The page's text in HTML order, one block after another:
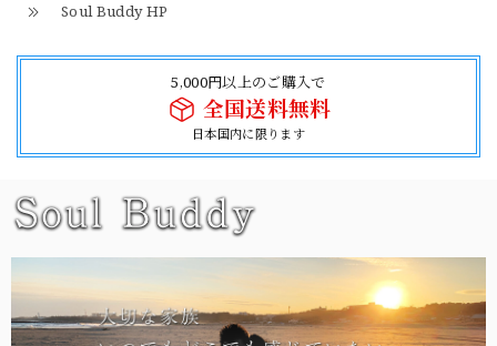
Soul Buddy HP
5,000円以上のご購入で
全国送料無料
日本国内に限ります